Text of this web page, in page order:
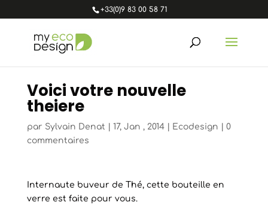
+33(0)9 83 00 58 71
Voici votre nouvelle
theiere
par Sylvain Denat 17, Jan , 2014| Ecodesign
0
commentaires
Internaute buveur de Thé, cette bouteille en
verre est faite pour vous.